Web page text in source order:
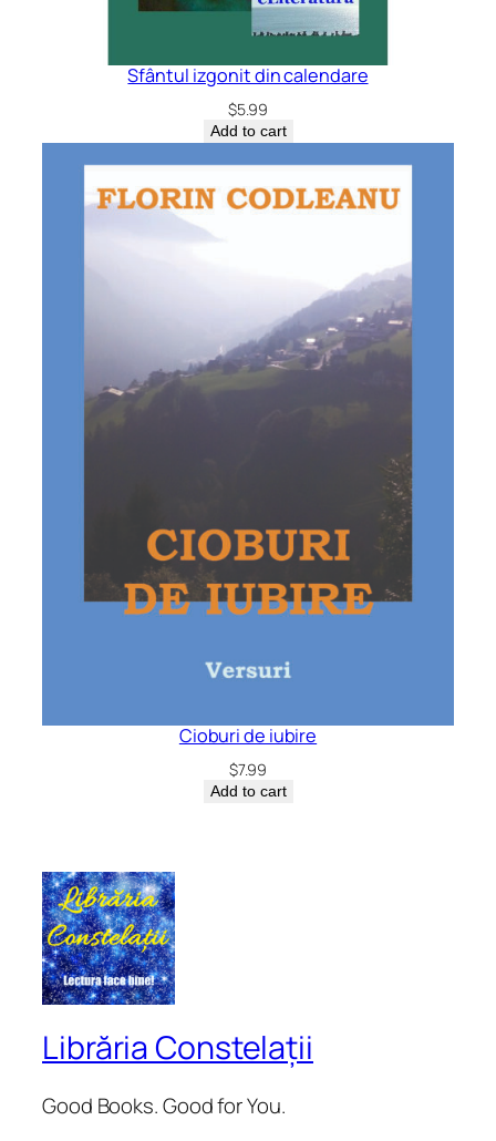
Sfântul izgonit din calendare
$5.99
Add to cart
Cioburi de iubire
$7.99
Add to cart
Librăria Constelații
Good Books. Good for You.